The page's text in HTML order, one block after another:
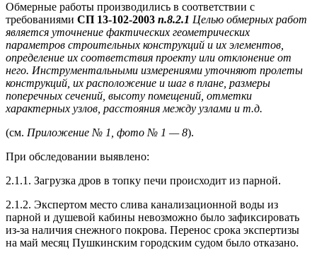
Обмерные работы производились в соответствии с
требованиями СП 13-102-2003 п.8.2.1 Целью обмерных работ
является уточнение фактических геометрических
параметров строительных конструкций и их элементов,
определение их соответствия проекту или отклонение от
него. Инструментальными измерениями уточняют пролеты
конструкций, их расположение и шаг в плане, размеры
поперечных сечений, высоту помещений, отметки
характерных узлов, расстояния между узлами и т.д.
(см. Приложение № 1, фото № 1 — 8).
При обследовании выявлено:
2.1.1. Загрузка дров в топку печи происходит из парной.
2.1.2. Экспертом место слива канализационной воды из
парной и душевой кабины невозможно было зафиксировать
из-за наличия снежного покрова. Перенос срока экспертизы
на май месяц Пушкинским городским судом было отказано.